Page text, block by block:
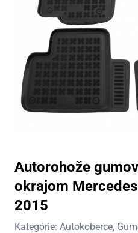
Autorohože
okrajom
2015
Kategórie: Autokoberce,